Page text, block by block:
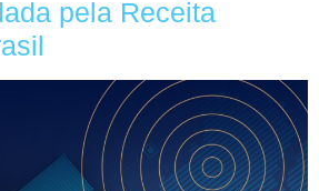
pela Receita